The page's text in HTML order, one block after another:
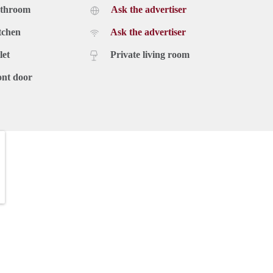
door
Ask the advertiser
Ask the advertiser
Private living room